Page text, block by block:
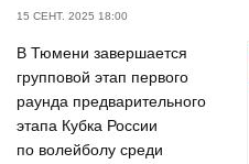
15 СЕНТ. 2025 18:00
В Тюмени завершается
групповой этап первого
раунда предварительного
этапа Кубка России
по волейболу среди